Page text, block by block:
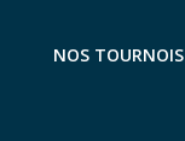
NOS TOURNOIS